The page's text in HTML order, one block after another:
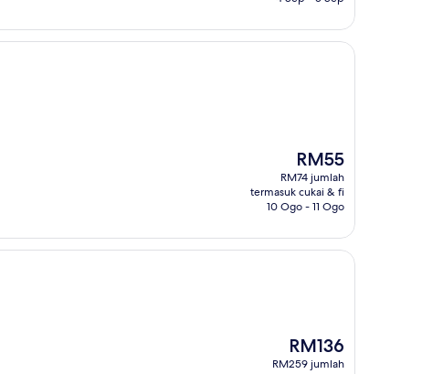
Harga
ialah
RM55
RM55
RM74 jumlah
termasuk cukai & fi
10 Ogo - 11 Ogo
Harga
ialah
RM136
RM259 jumlah